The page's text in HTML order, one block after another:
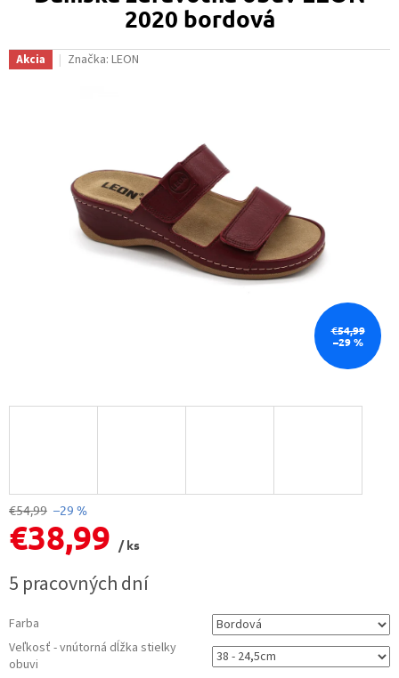
2020 bordová
Akcia Značka: LEON
€54,99
–29 %
€54,99 –29 %
€38,99
/ ks
cena:
5 pracovných dní
Farba
Veľkosť - vnútorná dĺžka stielky
obuvi